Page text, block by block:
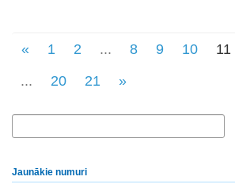
« 1 2 ... 8 9 10 11
...
20 21 »
Jaunākie numuri